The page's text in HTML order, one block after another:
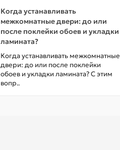
Когда устанавливать
межкомнатные двери: до или
после поклейки обоев и укладки
ламината?
Когда устанавливать межкомнатные
двери: до или после поклейки
обоев и укладки ламината? С этим
вопр..